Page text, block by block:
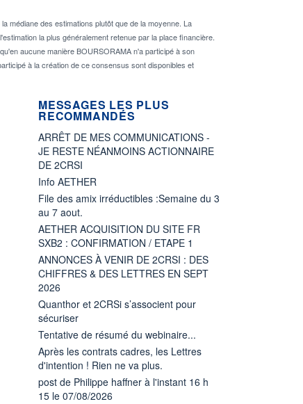
médiane des estimations plutôt que de la moyenne. La
la plus généralement retenue par la place financière.
aucune manière BOURSORAMA n'a participé à son
à la création de ce consensus sont disponibles et
MESSAGES LES PLUS
RECOMMANDÉS
ARRÊT DE MES COMMUNICATIONS -
JE RESTE NÉANMOINS ACTIONNAIRE
DE 2CRSI
Info AETHER
File des amix irréductibles :Semaine du 3
au 7 aout.
AETHER ACQUISITION DU SITE FR
SXB2 : CONFIRMATION / ETAPE 1
ANNONCES À VENIR DE 2CRSI : DES
CHIFFRES & DES LETTRES EN SEPT
2026
Quanthor et 2CRSi s’associent pour
sécuriser
Tentative de résumé du webinaire...
Après les contrats cadres, les Lettres
d'intention ! Rien ne va plus.
post de Philippe haffner à l'instant 16 h
15 le 07/08/2026